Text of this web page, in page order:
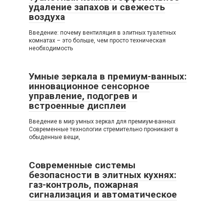
удаление запахов и свежесть
воздуха
Введение: почему вентиляция в элитных туалетных
комнатах – это больше, чем просто техническая
необходимость
Умные зеркала в премиум-ванных:
инновационное сенсорное
управление, подогрев и
встроенные дисплеи
Введение в мир умных зеркал для премиум-ванных
Современные технологии стремительно проникают в
обыденные вещи,
Современные системы
безопасности в элитных кухнях:
газ-контроль, пожарная
сигнализация и автоматическое